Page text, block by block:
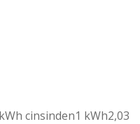
cinsinden1 kWh2,03